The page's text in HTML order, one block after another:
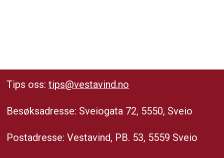
Tips oss:tips@vestavind.no
Besøksadresse: Sveiogata 72, 5550, Sveio
Postadresse: Vestavind, PB. 53, 5559 Sveio